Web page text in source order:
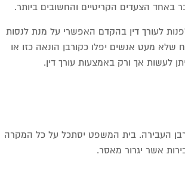
באחד הצעדים הקריטיים והחשובים ביותר.
לעורך דין בהקדם האפשרי על מנת לנסות
שלא מעט אנשים יפלו כקורבן הונאה כזו או
לעשות אך ורק באמצעות עורך דין.
העבירה. בית המשפט יסתכל על כל המקרה
אשר יגרור מאסר.